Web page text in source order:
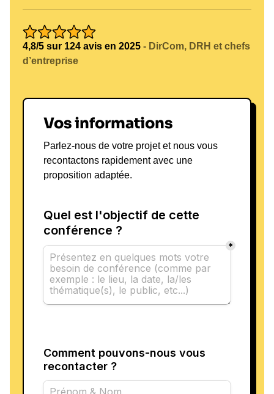
4,8/5 sur 124 avis en 2025 - DirCom, DRH et chefs
d’entreprise
Vos informations
Parlez-nous de votre projet et nous vous
recontactons rapidement avec une
proposition adaptée.